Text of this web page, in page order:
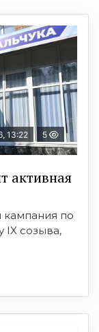
13:22 5
активная
кампания по
IX созыва,